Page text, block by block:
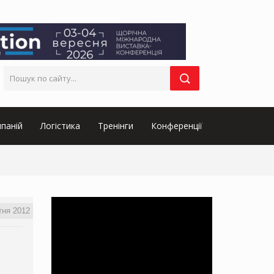
Логістика Тренінги Конференції
2012